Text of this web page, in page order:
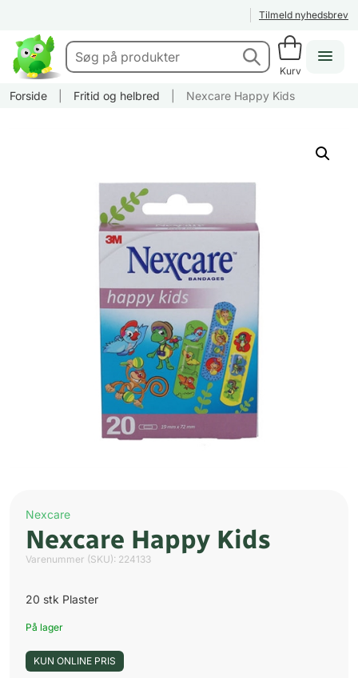
Tilmeld nyhedsbrev
Kurv
Forside Fritid og helbred Nexcare Happy Kids
Nexcare
Nexcare Happy Kids
Varenummer (SKU): 224133
20 stk Plaster
På lager
KUN ONLINE PRIS